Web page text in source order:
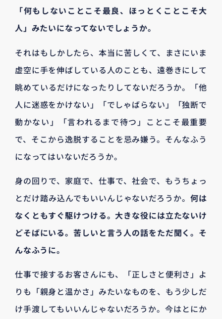
「何もしないことこそ最良、ほっとくことこそ大
人」みたいになってないでしょうか。
それはもしかしたら、本当に苦しくて、まさにいま
虚空に手を伸ばしている人のことも、遠巻きにして
眺めているだけになったりしてないだろうか。「他
人に迷惑をかけない」「でしゃばらない」「独断で
動かない」「言われるまで待つ」ことこそ最重要
で、そこから逸脱することを忌み嫌う。そんなふう
になってはいないだろうか。
身の回りで、家庭で、仕事で、社会で、もうちょっ
とだけ踏み込んでもいいんじゃないだろうか。何は
なくともすぐ駆けつける。大きな役には立たないけ
どそばにいる。苦しいと言う人の話をただ聞く。そ
んなふうに。
仕事で接するお客さんにも、「正しさと便利さ」よ
りも「親身と温かさ」みたいなものを、もう少しだ
け手渡してもいいんじゃないだろうか。今はとにか